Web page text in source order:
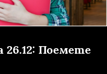
26.12: Поемете